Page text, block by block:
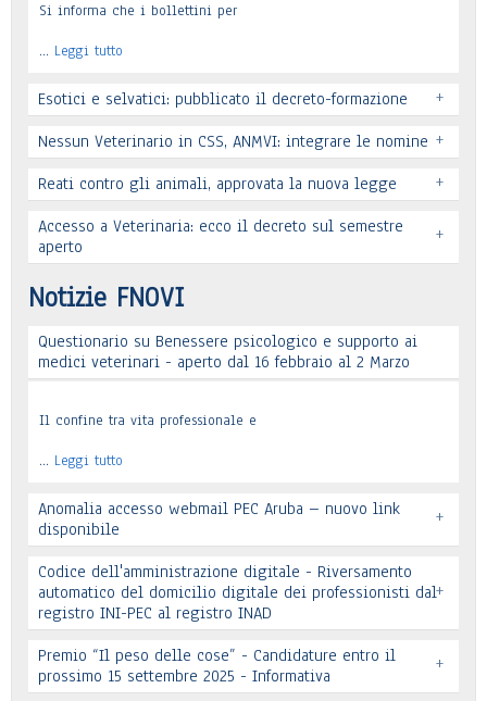
Si informa che i bollettini per
… Leggi tutto
Esotici e selvatici: pubblicato il decreto-formazione +
Leggi tutto
Nessun Veterinario in CSS, ANMVI: integrare le nomine +
Leggi tutto
Reati contro gli animali, approvata la nuova legge +
Leggi tutto
Accesso a Veterinaria: ecco il decreto sul semestre
aperto
+
Leggi tutto
Notizie FNOVI
Questionario su Benessere psicologico e supporto ai
medici veterinari - aperto dal 16 febbraio al 2 Marzo
Il confine tra vita professionale e
… Leggi tutto
Anomalia accesso webmail PEC Aruba – nuovo link
disponibile
+
Leggi tutto
Codice dell'amministrazione digitale - Riversamento
automatico del domicilio digitale dei professionisti dal
registro INI-PEC al registro INAD
+
Premio “Il peso delle cose” - Candidature entro il
prossimo 15 settembre 2025 - Informativa
+